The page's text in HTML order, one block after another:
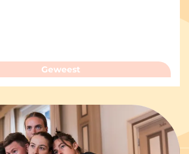
Geweest